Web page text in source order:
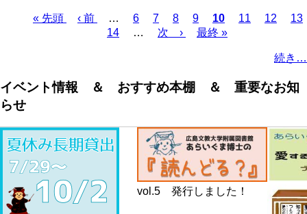
り
先
« 先頭
前
‹ 前 … Page
6 Page
7 Page
8 Page
9
カ
レ
ー
10 Page
11 Page
12
13
Page
14 …
次
次 ›
最
最終 »
続き…
イベント情報 ＆ おすすめ本棚 ＆ 重要なお知
らせ
vol.5 発行しました！